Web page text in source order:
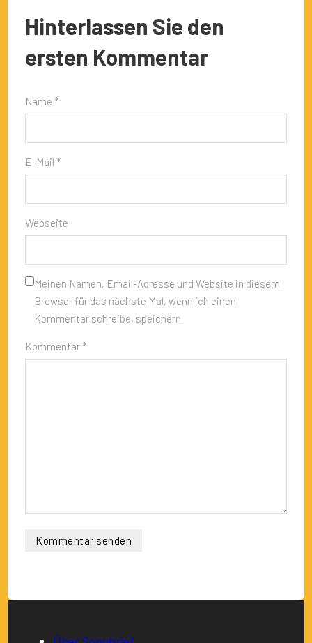
Hinterlassen Sie den
ersten Kommentar
Name *
E-Mail *
Webseite
Meinen Namen, Email-Adresse und Website in diesem
Browser für das nächste Mal, wenn ich einen
Kommentar schreibe, speichern.
Kommentar *